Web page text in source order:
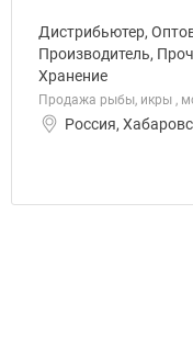
Дистрибьютер,
Производитель,
Хранение
Продажа рыбы, икры ,
Россия,